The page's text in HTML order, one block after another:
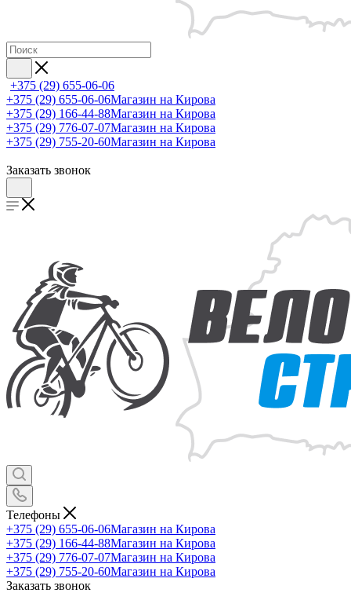
+375 (29) 655-06-06
+375 (29) 655-06-06Магазин на Кирова
+375 (29) 166-44-88Магазин на Кирова
+375 (29) 776-07-07Магазин на Кирова
+375 (29) 755-20-60Магазин на Кирова
Заказать звонок
Телефоны
+375 (29) 655-06-06Магазин на Кирова
+375 (29) 166-44-88Магазин на Кирова
+375 (29) 776-07-07Магазин на Кирова
+375 (29) 755-20-60Магазин на Кирова
Заказать звонок